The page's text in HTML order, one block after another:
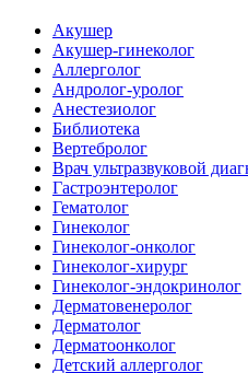
Акушер
Акушер-гинеколог
Аллерголог
Андролог-уролог
Анестезиолог
Библиотека
Вертебролог
Врач ультразвуковой
Гастроэнтеролог
Гематолог
Гинеколог
Гинеколог-онколог
Гинеколог-хирург
Гинеколог-эндокринолог
Дерматовенеролог
Дерматолог
Дерматоонколог
Детский аллерголог